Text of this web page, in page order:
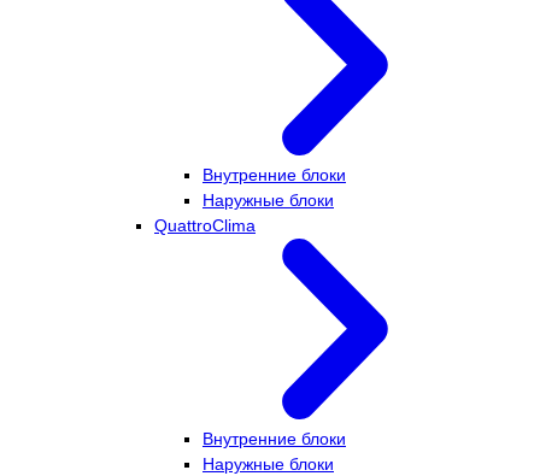
Внутренние блоки
Наружные блоки
QuattroClima
Внутренние блоки
Наружные блоки